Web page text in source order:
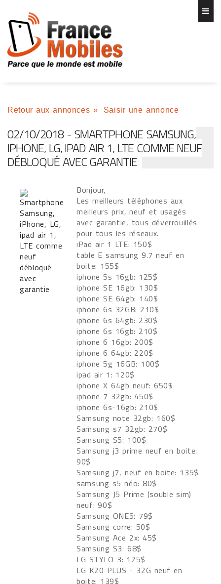
Retour aux annonces » Saisir une annonce
02/10/2018 - SMARTPHONE SAMSUNG,
IPHONE, LG, IPAD AIR 1, LTE COMME NEUF
DÉBLOQUÉ AVEC GARANTIE
Bonjour,
Les meilleurs téléphones aux
meilleurs prix, neuf et usagés
avec garantie, tous déverrouillés
pour tous les réseaux.
iPad air 1 LTE: 150$
table E samsung 9.7 neuf en
boite: 155$
iphone 5s 16gb: 125$
iphone SE 16gb: 130$
iphone SE 64gb: 140$
iphone 6s 32GB: 210$
iphone 6s 64gb: 230$
iphone 6s 16gb: 210$
iphone 6 16gb: 200$
iphone 6 64gb: 220$
iphone 5g 16GB: 100$
ipad air 1: 120$
iphone X 64gb neuf: 650$
iphone 7 32gb: 450$
iphone 6s-16gb: 210$
Samsung note 32gb: 160$
Samsung s7 32gb: 270$
Samsung S5: 100$
Samsung j3 prime neuf en boite:
90$
Samsung j7, neuf en boite: 135$
samsung s5 néo: 80$
Samsung J5 Prime (souble sim)
neuf: 90$
Samsung ONE5: 79$
Samsung corre: 50$
Samsung Ace 2x: 45$
Samsung S3: 68$
LG STYLO 3: 125$
LG K20 PLUS - 32G neuf en
boite: 139$